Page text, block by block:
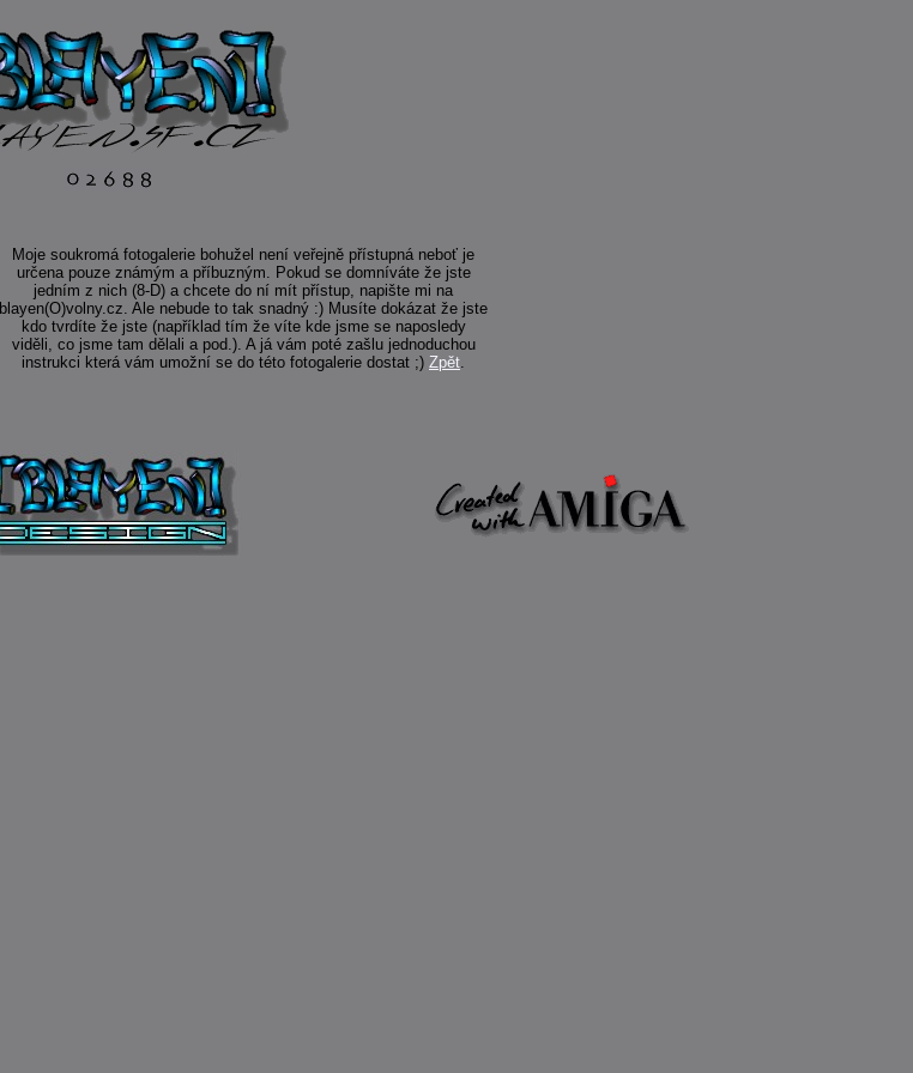
Moje soukromá fotogalerie bohužel není veřejně přístupná neboť je
určena pouze známým a příbuzným. Pokud se domníváte že jste
jedním z nich (8-D) a chcete do ní mít přístup, napište mi na
blayen(O)volny.cz. Ale nebude to tak snadný :) Musíte dokázat že jste
kdo tvrdíte že jste (například tím že víte kde jsme se naposledy
viděli, co jsme tam dělali a pod.). A já vám poté zašlu jednoduchou
instrukci která vám umožní se do této fotogalerie dostat ;) Zpět.